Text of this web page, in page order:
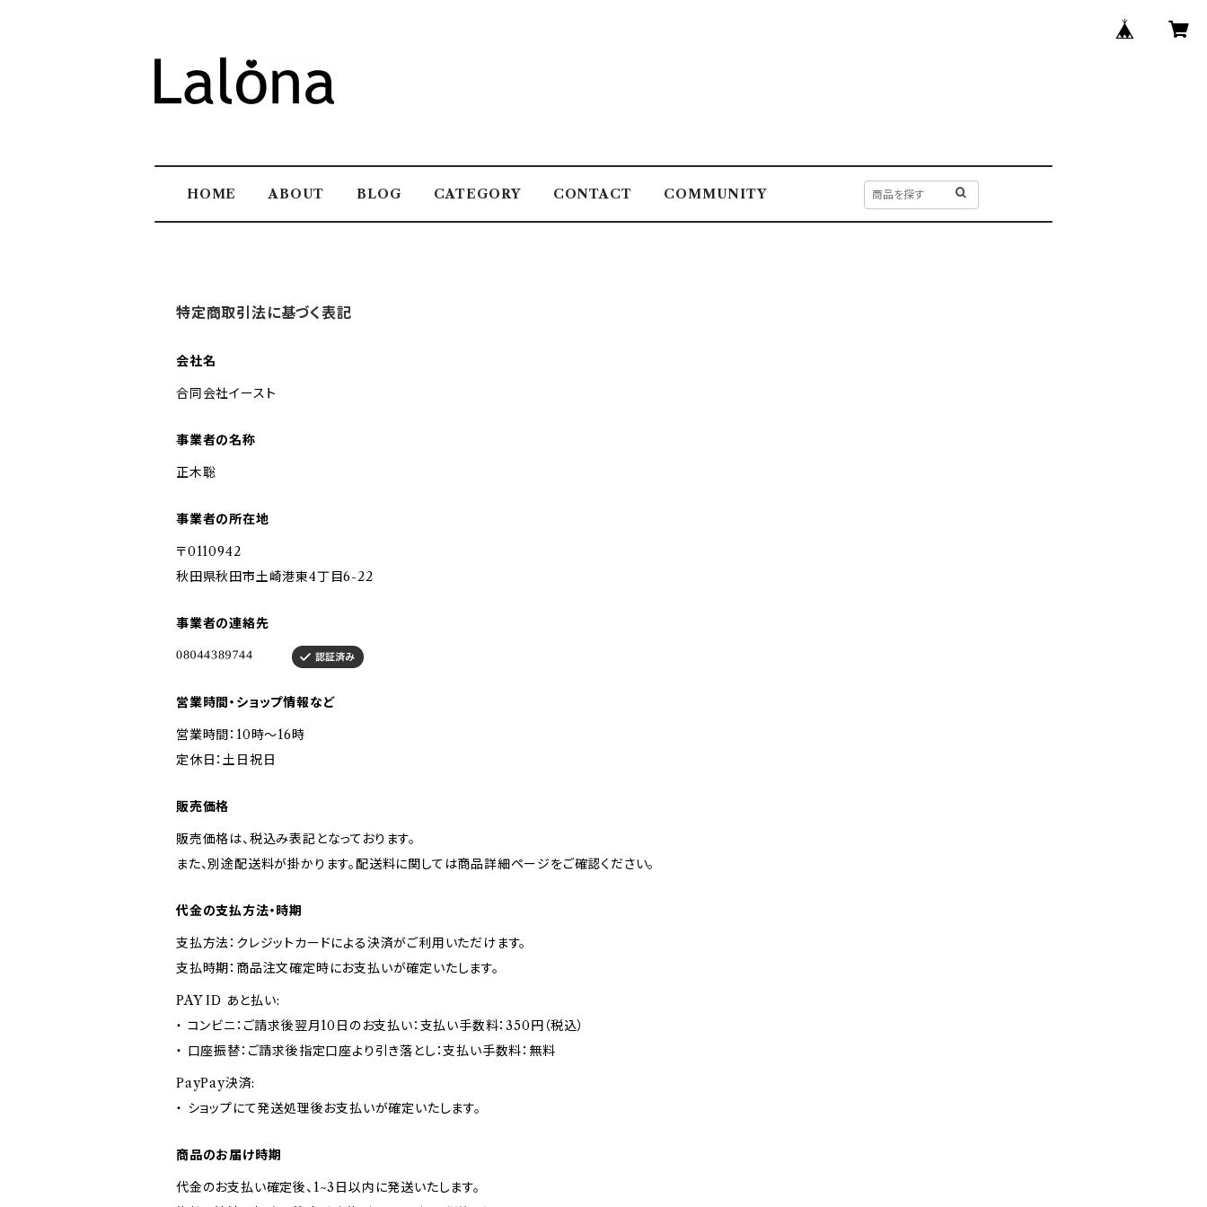
HOME ABOUT BLOG CATEGORY CONTACT COMMUNITY
特定商取引法に基づく表記
会社名
合同会社イースト
事業者の名称
正木聡
事業者の所在地
〒0110942
秋田県秋田市土崎港東4丁目6-22
事業者の連絡先
営業時間・ショップ情報など
営業時間：10時～16時
定休日：土日祝日
販売価格
販売価格は、税込み表記となっております。
また、別途配送料が掛かります。配送料に関しては商品詳細ページをご確認ください。
代金の支払方法・時期
支払方法：クレジットカードによる決済がご利用いただけます。
支払時期：商品注文確定時にお支払いが確定いたします。
PAY ID あと払い:
・ コンビニ：ご請求後翌月10日のお支払い：支払い手数料：350円（税込）
・ 口座振替：ご請求後指定口座より引き落とし：支払い手数料：無料
PayPay決済:
・ ショップにて発送処理後お支払いが確定いたします。
商品のお届け時期
代金のお支払い確定後、1~3日以内に発送いたします。